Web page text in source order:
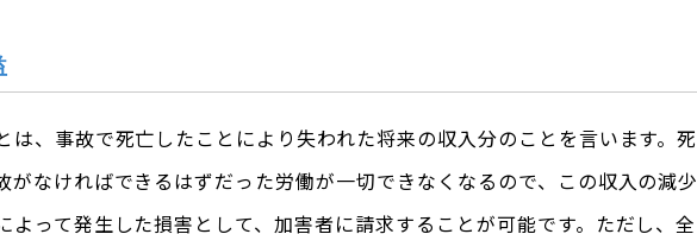
は、事故で死亡したことにより失われた将来の収入分のことを言います。死
がなければできるはずだった労働が一切できなくなるので、この収入の減少
よって発生した損害として、加害者に請求することが可能です。ただし、全